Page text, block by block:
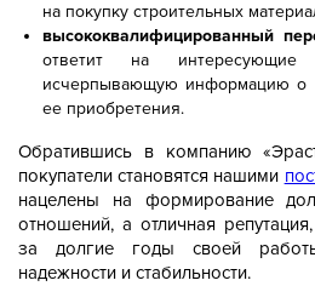
на покупку строительных
высококвалифицированный
ответит на интересующие
исчерпывающую информацию о
ее приобретения.
Обратившись в компанию
покупатели становятся нашими
нацелены на формирование
отношений, а отличная
за долгие годы своей
надежности и стабильности.